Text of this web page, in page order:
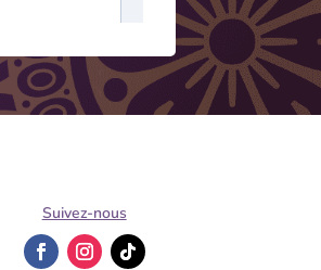
Suivez-nous